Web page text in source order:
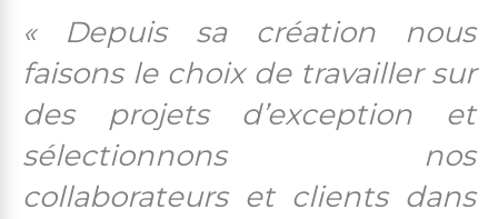
« Depuis sa création nous
faisons le choix de travailler sur
des projets d’exception et
sélectionnons nos
collaborateurs et clients dans